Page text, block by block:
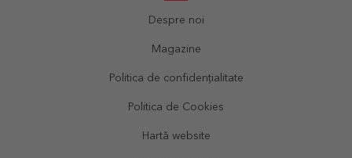
Despre noi
Magazine
Politica de confidențialitate
Politica de Cookies
Hartă website